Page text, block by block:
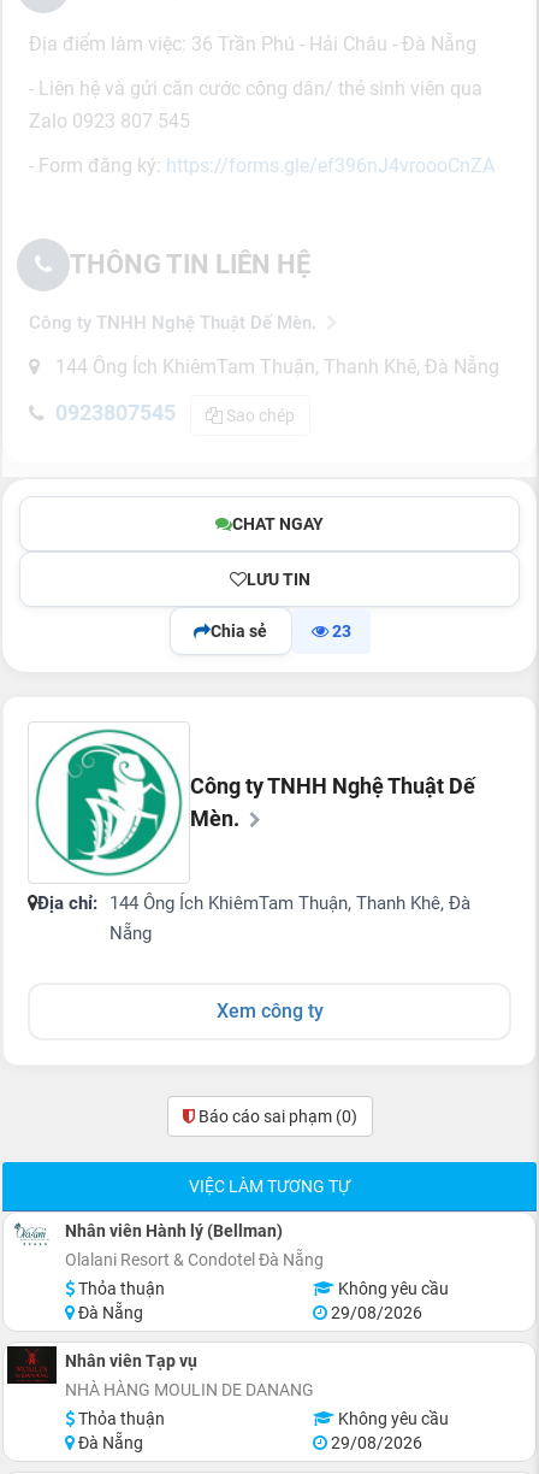
Địa điểm làm việc: 36 Trần Phú - Hải Châu - Đà Nẵng
- Liên hệ và gửi căn cước công dân/ thẻ sinh viên qua
Zalo 0923 807 545
- Form đăng ký: https://forms.gle/ef396nJ4vroooCnZA
THÔNG TIN LIÊN HỆ
Công ty TNHH Nghệ Thuật Dế Mèn.
144 Ông Ích KhiêmTam Thuận, Thanh Khê, Đà Nẵng
0923807545 Sao chép
CHAT NGAY
LƯU TIN
Chia sẻ 23
Công ty TNHH Nghệ Thuật Dế
Mèn.
Địa chỉ:
144 Ông Ích KhiêmTam Thuận, Thanh Khê, Đà
Nẵng
Xem công ty
Báo cáo sai phạm (0)
VIỆC LÀM TƯƠNG TỰ
Nhân viên Hành lý (Bellman)
Olalani Resort & Condotel Đà Nẵng
Thỏa thuận
Không yêu cầu
Đà Nẵng
29/08/2026
Nhân viên Tạp vụ
NHÀ HÀNG MOULIN DE DANANG
Thỏa thuận
Không yêu cầu
Đà Nẵng
29/08/2026